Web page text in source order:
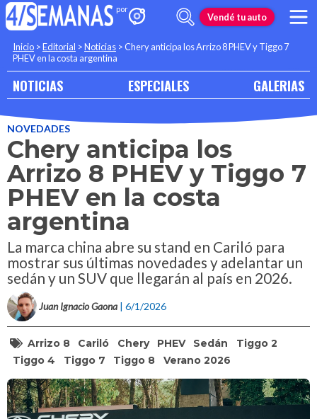
Vendé tu auto
Inicio >Editorial >Noticias >Chery anticipa los Arrizo 8 PHEV y Tiggo 7
PHEV en la costa argentina
NOTICIAS ESPECIALES GALERIAS
NOVEDADES
Chery anticipa los
Arrizo 8 PHEV y Tiggo 7
PHEV en la costa
argentina
La marca china abre su stand en Cariló para
mostrar sus últimas novedades y adelantar un
sedán y un SUV que llegarán al país en 2026.
Juan Ignacio Gaona | 6/1/2026
Arrizo 8 Cariló Chery PHEV Sedán
Tiggo 2
Tiggo 4
Tiggo 7 Tiggo 8 Verano 2026